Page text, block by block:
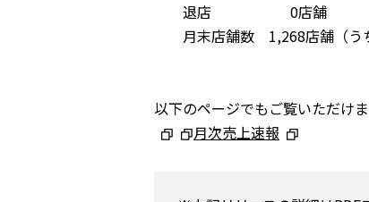
退店 0店舗
月末店舗数 1,268店舗（うち
以下のページでもご覧いただけま
月次売上速報